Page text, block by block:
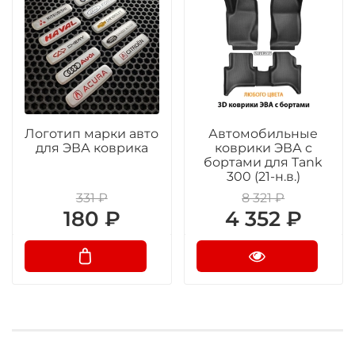
Логотип марки авто
для ЭВА коврика
331 ₽
180 ₽
Автомобильные
коврики ЭВА с
бортами для Tank
300 (21-н.в.)
8 321 ₽
4 352 ₽